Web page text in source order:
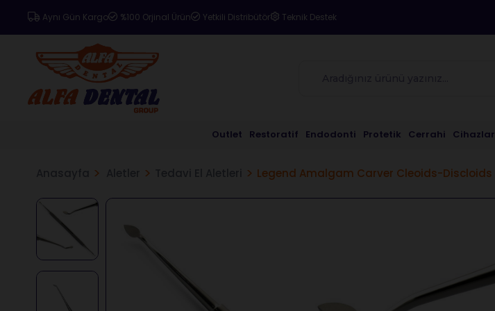
Aynı Gün Kargo %100 Orjinal Ürün Yetkili Distribütör Teknik Destek
Outlet Restoratif Endodonti Protetik Cerrahi Cihazlar
Legend Amalgam Carver Cleoids-Discloids